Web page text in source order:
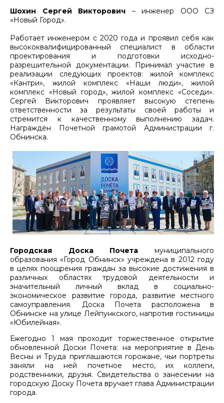
Шохин Сергей Викторович – инженер ООО СЗ
«Новый Город».
Работает инженером с 2020 года и проявил себя как
высококвалифицированный специалист в области
проектирования и подготовки исходно-
разрешительной документации. Принимал участие в
реализации следующих проектов: жилой комплекс
«Кантри», жилой комплекс «Наши люди», жилой
комплекс «Новый город», жилой комплекс «Соседи».
Сергей Викторович проявляет высокую степень
ответственности за результаты своей работы и
стремится к качественному выполнению задач.
Награждён Почетной грамотой Администрации г.
Обнинска.
Городская Доска Почета муниципального
образования «Город Обнинск» учреждена в 2012 году
в целях поощрения граждан за высокие достижения в
различных областях трудовой деятельности и
значительный личный вклад в социально-
экономическое развитие города, развитие местного
самоуправления. Доска Почета расположена в
Обнинске на улице Лейпункского, напротив гостиницы
«Юбилейная».
Ежегодно 1 мая проходит торжественное открытие
обновленной Доски Почета: на мероприятие в День
Весны и Труда приглашаются горожане, чьи портреты
заняли на ней почетное место, их коллеги,
родственники, друзья. Свидетельства о занесении на
городскую Доску Почета вручает глава Администрации
города.